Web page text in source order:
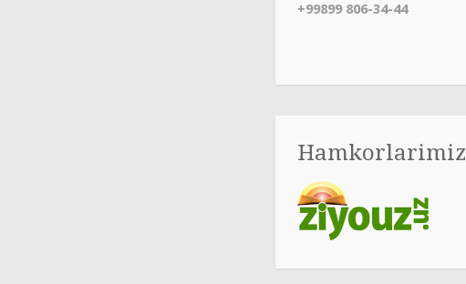
+99899 806-34-44
Hamkorlarimiz